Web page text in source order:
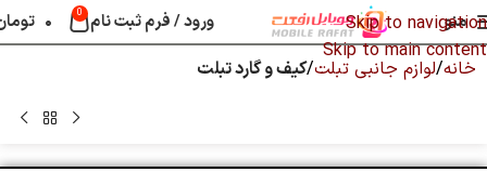
Skip to navigation
Skip to main content
منو ورود / فرم ثبت نام 0 ۰
خانه لوازم جانبی تبلت کیف و گارد تبلت